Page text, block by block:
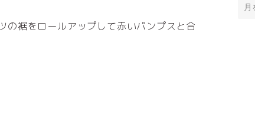
の裾をロールアップして赤いパンプスと合